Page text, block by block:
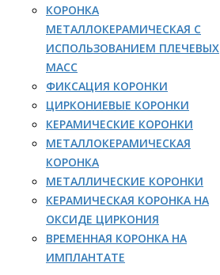
КОРОНКА
МЕТАЛЛОКЕРАМИЧЕСКАЯ С
ИСПОЛЬЗОВАНИЕМ ПЛЕЧЕВЫХ
МАСС
ФИКСАЦИЯ КОРОНКИ
ЦИРКОНИЕВЫЕ КОРОНКИ
КЕРАМИЧЕСКИЕ КОРОНКИ
МЕТАЛЛОКЕРАМИЧЕСКАЯ
КОРОНКА
МЕТАЛЛИЧЕСКИЕ КОРОНКИ
КЕРАМИЧЕСКАЯ КОРОНКА НА
ОКСИДЕ ЦИРКОНИЯ
ВРЕМЕННАЯ КОРОНКА НА
ИМПЛАНТАТЕ